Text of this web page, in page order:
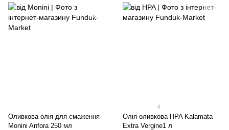
Оливкова олія для смаження
Monini Anfora 250 мл
4
Олія оливкова HPA Kalamata
Extra Vergine1 л